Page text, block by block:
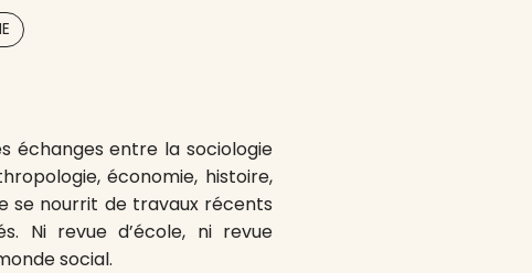
échanges entre la sociologie
économie, histoire,
se nourrit de travaux récents
Ni revue d’école, ni revue
social.